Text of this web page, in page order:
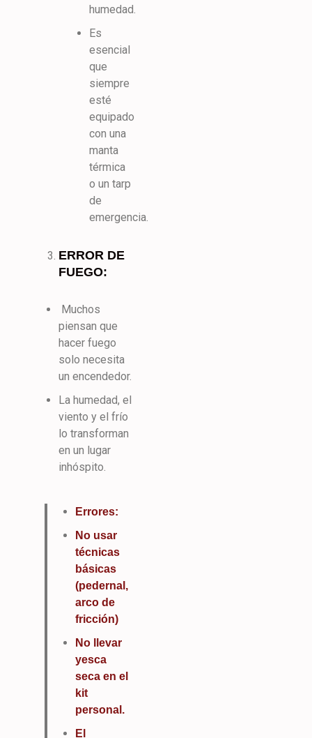
humedad.
Es
esencial
que
siempre
esté
equipado
con una
manta
térmica
o un tarp
de
emergencia.
ERROR DE
FUEGO:
Muchos
piensan que
hacer fuego
solo necesita
un encendedor.
La humedad, el
viento y el frío
lo transforman
en un lugar
inhóspito.
Errores:
No usar
técnicas
básicas
(pedernal,
arco de
fricción)
No llevar
yesca
seca en el
kit
personal.
El